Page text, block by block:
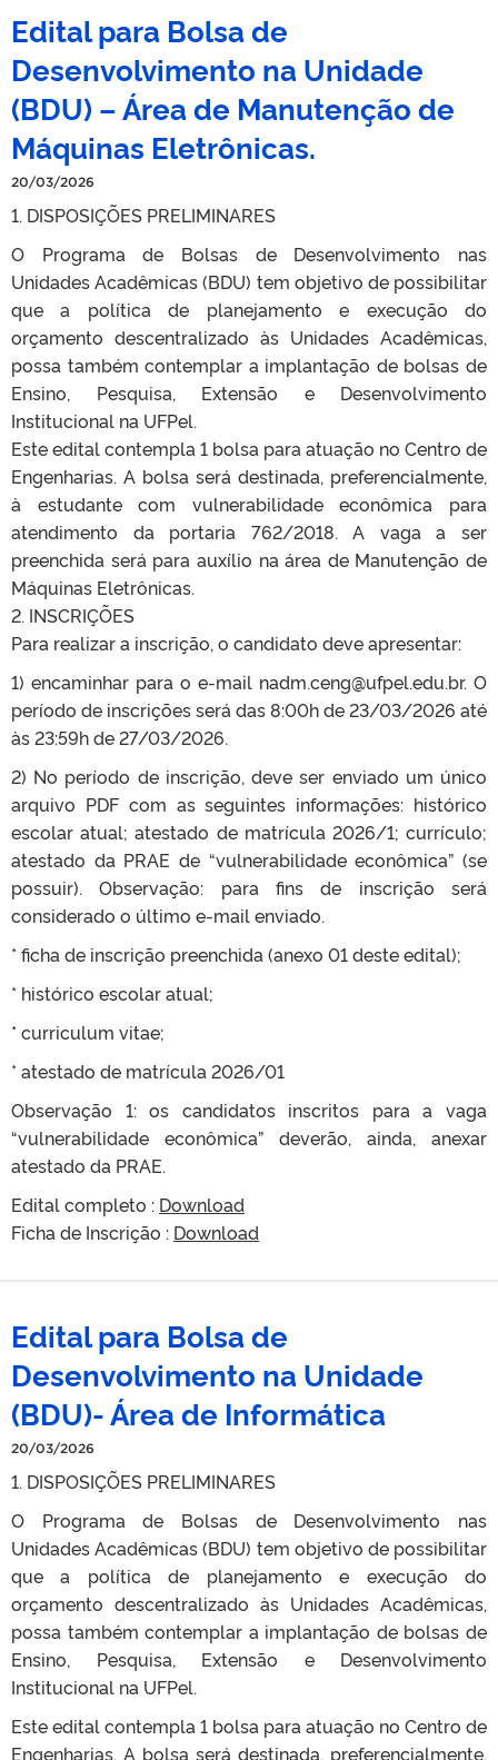
Edital para Bolsa de
Desenvolvimento na Unidade
(BDU) – Área de Manutenção de
Máquinas Eletrônicas.
20/03/2026
1. DISPOSIÇÕES PRELIMINARES
O Programa de Bolsas de Desenvolvimento nas
Unidades Acadêmicas (BDU) tem objetivo de possibilitar
que a política de planejamento e execução do
orçamento descentralizado às Unidades Acadêmicas,
possa também contemplar a implantação de bolsas de
Ensino, Pesquisa, Extensão e Desenvolvimento
Institucional na UFPel.
Este edital contempla 1 bolsa para atuação no Centro de
Engenharias. A bolsa será destinada, preferencialmente,
à estudante com vulnerabilidade econômica para
atendimento da portaria 762/2018. A vaga a ser
preenchida será para auxílio na área de Manutenção de
Máquinas Eletrônicas.
2. INSCRIÇÕES
Para realizar a inscrição, o candidato deve apresentar:
1) encaminhar para o e-mail nadm.ceng@ufpel.edu.br. O
período de inscrições será das 8:00h de 23/03/2026 até
às 23:59h de 27/03/2026.
2) No período de inscrição, deve ser enviado um único
arquivo PDF com as seguintes informações: histórico
escolar atual; atestado de matrícula 2026/1; currículo;
atestado da PRAE de “vulnerabilidade econômica” (se
possuir). Observação: para fins de inscrição será
considerado o último e-mail enviado.
* ficha de inscrição preenchida (anexo 01 deste edital);
* histórico escolar atual;
* curriculum vitae;
* atestado de matrícula 2026/01
Observação 1: os candidatos inscritos para a vaga
“vulnerabilidade econômica” deverão, ainda, anexar
atestado da PRAE.
Edital completo : Download
Ficha de Inscrição : Download
Edital para Bolsa de
Desenvolvimento na Unidade
(BDU)- Área de Informática
20/03/2026
1. DISPOSIÇÕES PRELIMINARES
O Programa de Bolsas de Desenvolvimento nas
Unidades Acadêmicas (BDU) tem objetivo de possibilitar
que a política de planejamento e execução do
orçamento descentralizado às Unidades Acadêmicas,
possa também contemplar a implantação de bolsas de
Ensino, Pesquisa, Extensão e Desenvolvimento
Institucional na UFPel.
Este edital contempla 1 bolsa para atuação no Centro de
Engenharias. A bolsa será destinada, preferencialmente,